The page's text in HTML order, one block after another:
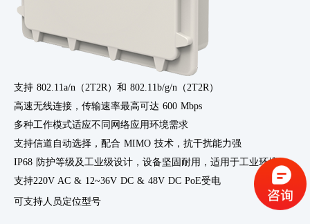
支持 802.11a/n（2T2R）和 802.11b/g/n（2T2R）
高速无线连接，传输速率最高可达 600 Mbps
多种工作模式适应不同网络应用环境需求
支持信道自动选择，配合 MIMO 技术，抗干扰能力强
IP68 防护等级及工业级设计，设备坚固耐用，适用于工业环境
支持220V AC & 12~36V DC & 48V DC PoE受电
可支持人员定位型号